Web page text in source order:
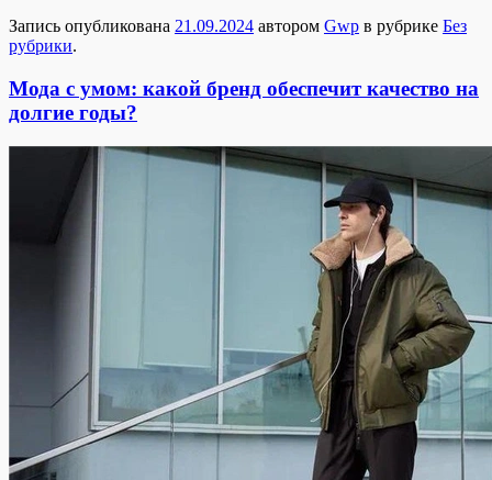
Запись опубликована 21.09.2024 автором Gwp в рубрике Без
рубрики.
Мода с умом: какой бренд обеспечит качество на
долгие годы?